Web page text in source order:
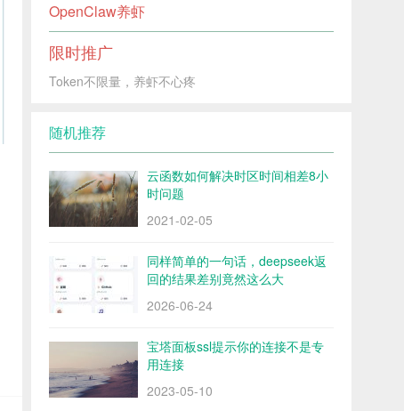
OpenClaw养虾
限时推广
Token不限量，养虾不心疼
随机推荐
云函数如何解决时区时间相差8小
时问题
2021-02-05
同样简单的一句话，deepseek返
回的结果差别竟然这么大
2026-06-24
宝塔面板ssl提示你的连接不是专
用连接
2023-05-10